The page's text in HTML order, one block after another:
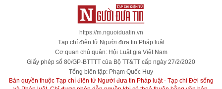
https://m.nguoiduatin.vn
Tạp chí điện tử Người đưa tin Pháp luật
Cơ quan chủ quản: Hội Luật gia Việt Nam
Giấy phép số 80/GP-BTTTT của Bộ TT&TT cấp ngày 27/2/2020
Tổng biên tập: Phạm Quốc Huy
Bản quyền thuộc Tạp chí điện tử Người đưa tin Pháp luật - Tạp chí Đời sống